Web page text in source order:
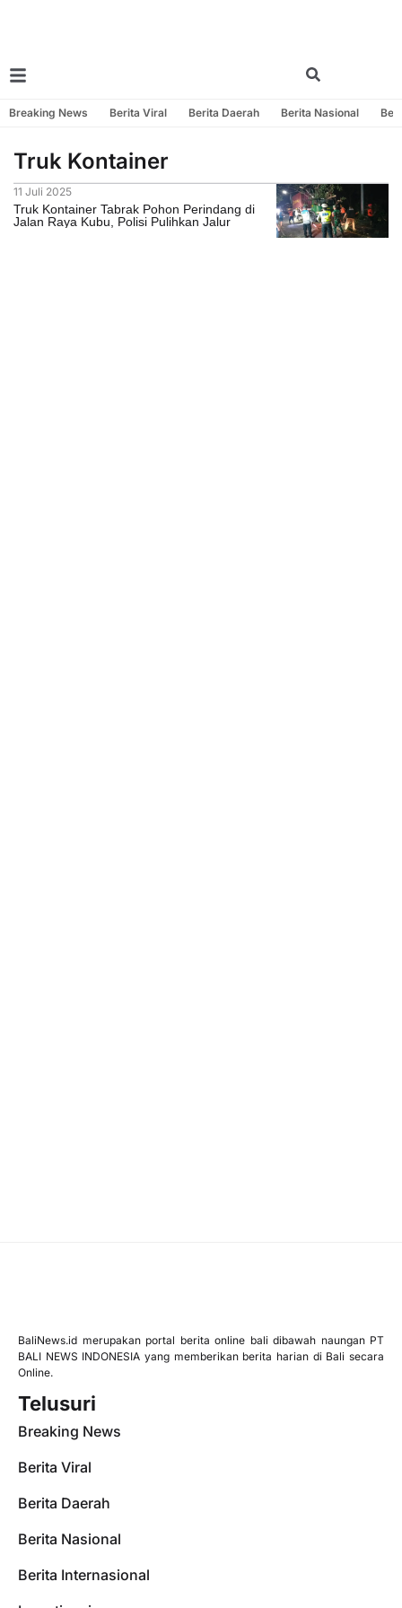
Breaking News Berita Viral Berita Daerah Berita Nasional
Truk Kontainer
11 Juli 2025
Truk Kontainer Tabrak Pohon Perindang di
Jalan Raya Kubu, Polisi Pulihkan Jalur
BaliNews.id merupakan portal berita online bali dibawah naungan PT
BALI NEWS INDONESIA yang memberikan berita harian di Bali secara
Online.
Telusuri
Breaking News
Berita Viral
Berita Daerah
Berita Nasional
Berita Internasional